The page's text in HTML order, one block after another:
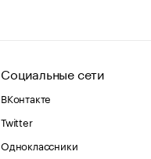
Социальные сети
ВКонтакте
Twitter
Одноклассники